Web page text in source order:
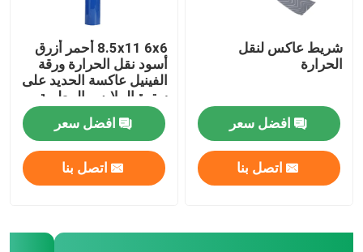
شريط عاكس لنقل
الحرارة
افضل سعر
اتصل بنا
8.5x11 6x6 أحمر أزرق
أسود نقل الحرارة ورقة
الفينيل عاكسة الحديد على
سترة الملابس البيطرية
افضل سعر
اتصل بنا